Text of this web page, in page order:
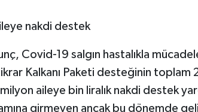
nakdi destek
Covid-19 salgın hastalıkla
Kalkanı Paketi desteğinin toplam
aileye bin liralık nakdi destek
girmeyen ancak bu dönemde